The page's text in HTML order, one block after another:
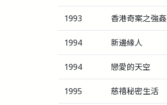
1993 香港奇案之強姦
1994 新邊緣人
1994 戀愛的天空
1995 慈禧秘密生活